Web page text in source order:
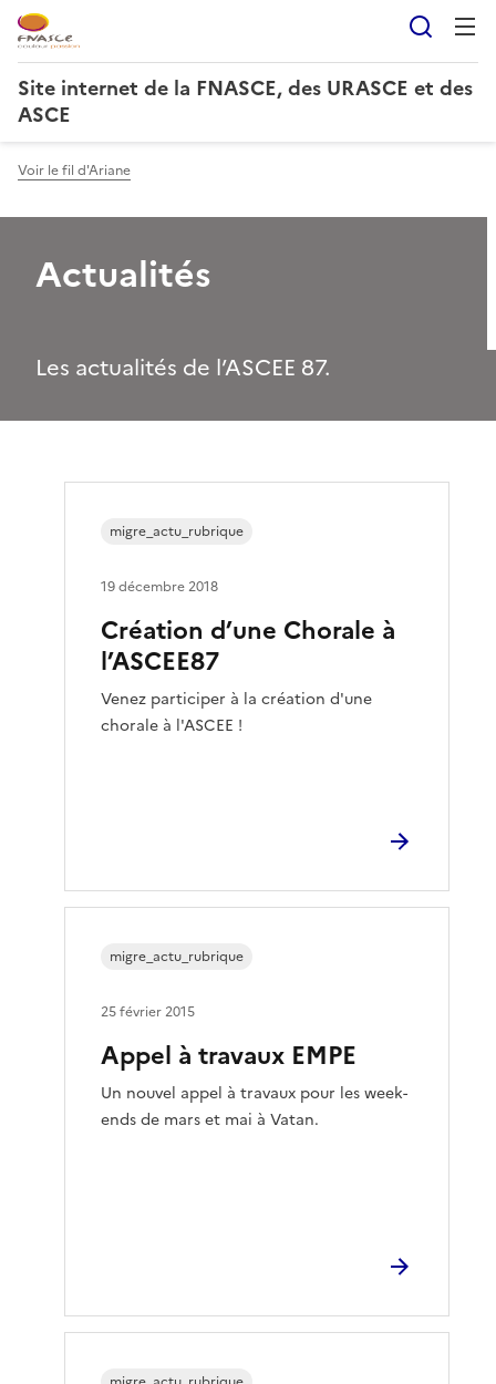
Site internet de la FNASCE, des URASCE et des
ASCE
Voir le fil d'Ariane
Actualités
Les actualités de l’ASCEE 87.
Création d’une Chorale à
l’ASCEE87
Venez participer à la création d'une
chorale à l'ASCEE !
migre_actu_rubrique
19 décembre 2018
Appel à travaux EMPE
Un nouvel appel à travaux pour les week-
ends de mars et mai à Vatan.
migre_actu_rubrique
25 février 2015